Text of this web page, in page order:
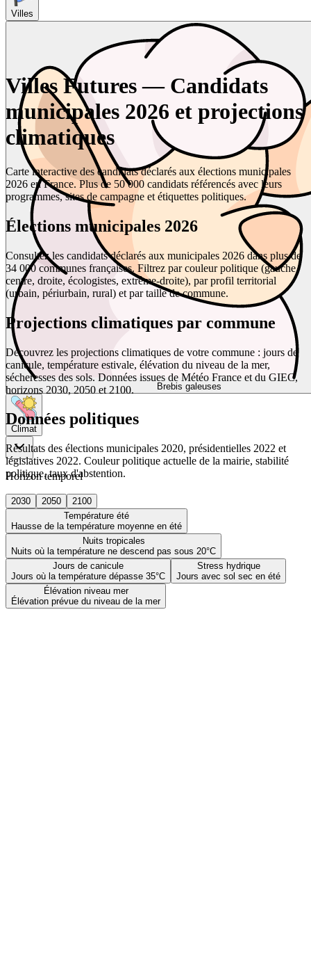
Villes
Brebis galeuses
Climat
Horizon temporel
2030 2050
2100
Température été
Hausse de la température moyenne en été
Nuits tropicales
Nuits où la température ne descend pas sous 20°C
Jours de canicule
Jours où la température dépasse 35°C
Stress hydrique
Jours avec sol sec en été
Élévation niveau mer
Élévation prévue du niveau de la mer
Villes Futures — Candidats
municipales 2026 et projections
climatiques
Carte interactive des candidats déclarés aux élections municipales
2026 en France. Plus de 50 000 candidats référencés avec leurs
programmes, sites de campagne et étiquettes politiques.
Élections municipales 2026
Consultez les candidats déclarés aux municipales 2026 dans plus de
34 000 communes françaises. Filtrez par couleur politique (gauche,
centre, droite, écologistes, extrême-droite), par profil territorial
(urbain, périurbain, rural) et par taille de commune.
Projections climatiques par commune
Découvrez les projections climatiques de votre commune : jours de
canicule, température estivale, élévation du niveau de la mer,
sécheresses des sols. Données issues de Météo France et du GIEC,
horizons 2030, 2050 et 2100.
Données politiques
Résultats des élections municipales 2020, présidentielles 2022 et
législatives 2022. Couleur politique actuelle de la mairie, stabilité
politique, taux d'abstention.